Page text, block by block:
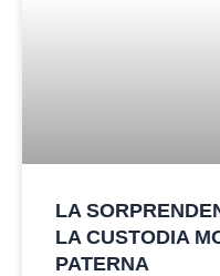
LA
LA CUSTODIA
PATERNA